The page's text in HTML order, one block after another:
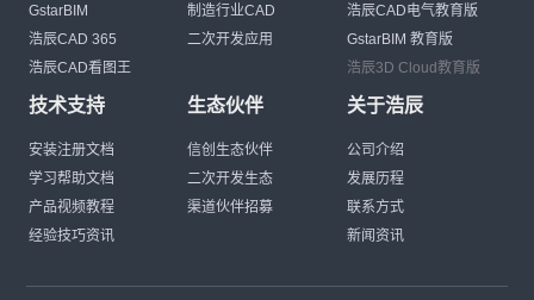
GstarBIM
浩辰CAD 365
浩辰CAD看图王
制造行业CAD
二次开发应用
浩辰CAD电气教育版
GstarBIM 教育版
浩辰3D Cloud教育版
技术支持
安装注册文档
学习帮助文档
产品视频教程
经验技巧资讯
生态伙伴
信创生态伙伴
二次开发生态
渠道伙伴招募
关于浩辰
公司介绍
发展历程
联系方式
新闻资讯